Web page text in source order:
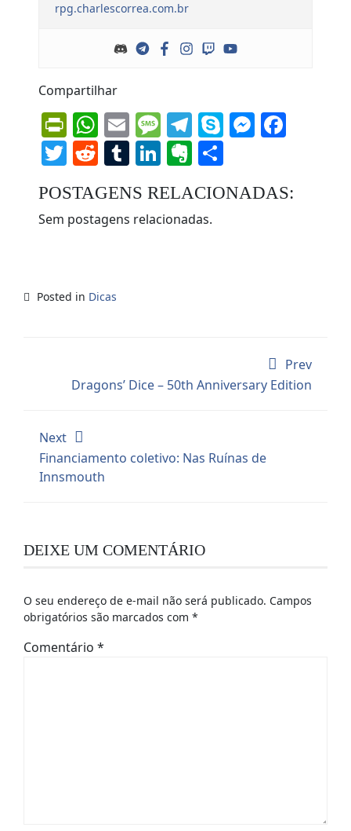
rpg.charlescorrea.com.br
Compartilhar
PrintFriendly
WhatsApp
EmailMessage
Telegram
Skype
Twitter
Reddit
Tumblr
LinkedIn
Evernote
POSTAGENS RELACIONADAS:
Sem postagens relacionadas.
Posted in Dicas
Prev
Dragons’ Dice – 50th Anniversary Edition
Next
Financiamento coletivo: Nas Ruínas de
Innsmouth
DEIXE UM COMENTÁRIO
O seu endereço de e-mail não será publicado. Campos
obrigatórios são marcados com *
Comentário *